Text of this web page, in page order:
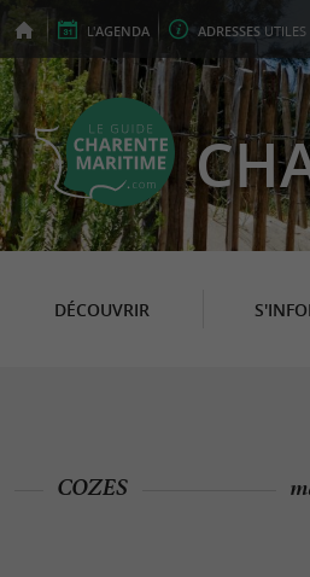
L'AGENDA ADRESSES UTILES
DÉCOUVRIR
COZES